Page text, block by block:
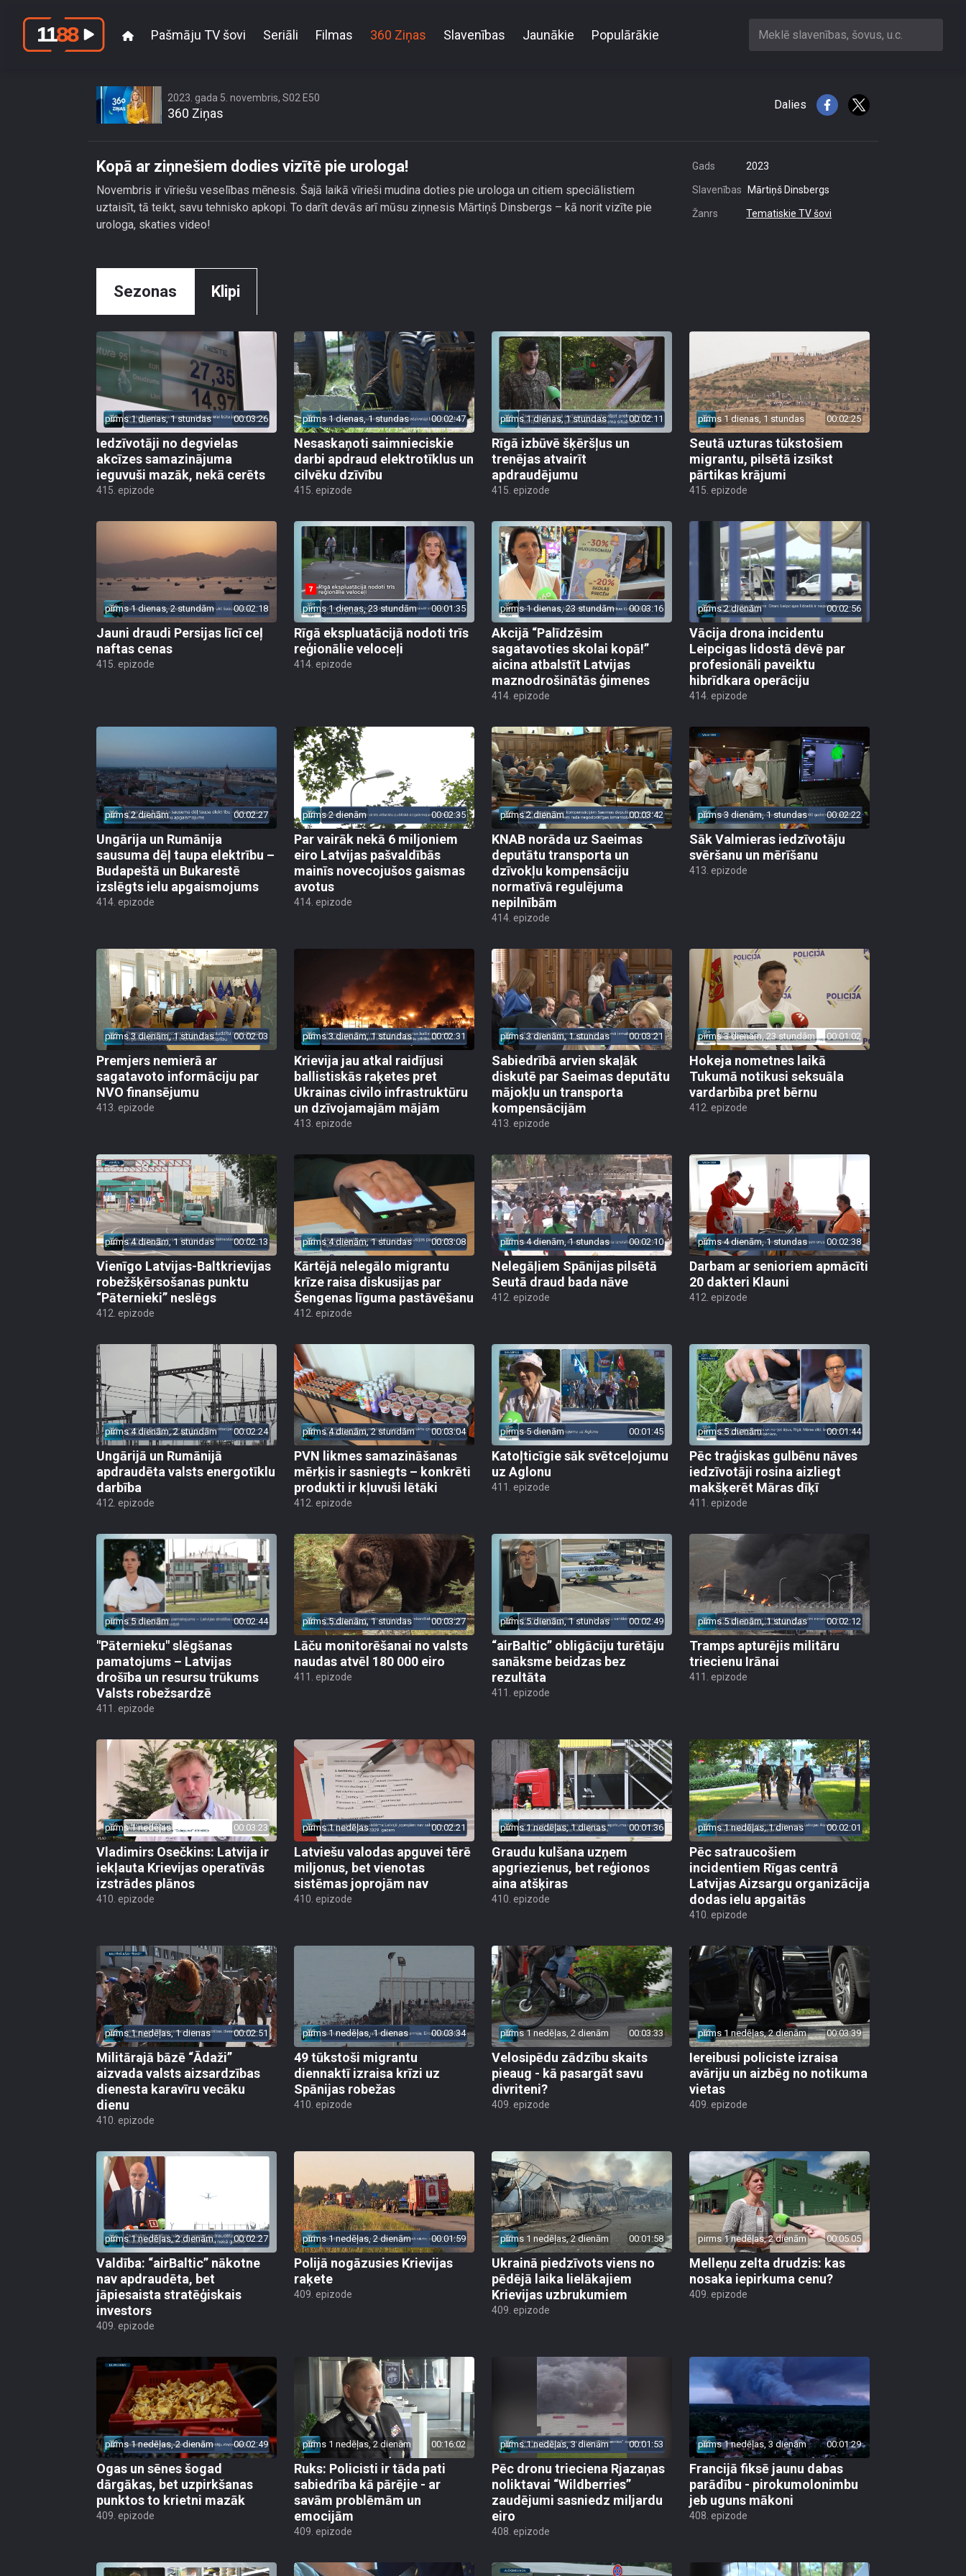
Pašmāju TV šovi Seriāli Filmas 360 Ziņas Slavenības Jaunākie Populārākie Meklē slavenības, šovus, u.c.
2023. gada 5. novembris, S02 E50
360 Ziņas
Dalies
Kopā ar ziņnešiem dodies vizītē pie urologa!
Novembris ir vīriešu veselības mēnesis. Šajā laikā vīrieši mudina doties pie urologa un citiem speciālistiem
uztaisīt, tā teikt, savu tehnisko apkopi. To darīt devās arī mūsu ziņnesis Mārtiņš Dinsbergs – kā norit vizīte pie
urologa, skaties video!
Gads 2023
Slavenības Mārtiņš Dinsbergs
Žanrs Tematiskie TV šovi
Sezonas Klipi
pirms 1 dienas, 1 stundas 00:03:26
Iedzīvotāji no degvielas
akcīzes samazinājuma
ieguvuši mazāk, nekā cerēts
415. epizode
pirms 1 dienas, 1 stundas 00:02:47
Nesaskaņoti saimnieciskie
darbi apdraud elektrotīklus un
cilvēku dzīvību
415. epizode
pirms 1 dienas, 1 stundas 00:02:11
Rīgā izbūvē šķēršļus un
trenējas atvairīt
apdraudējumu
415. epizode
pirms 1 dienas, 1 stundas 00:02:25
Seutā uzturas tūkstošiem
migrantu, pilsētā izsīkst
pārtikas krājumi
415. epizode
pirms 1 dienas, 2 stundām 00:02:18
Jauni draudi Persijas līcī ceļ
naftas cenas
415. epizode
pirms 1 dienas, 23 stundām 00:01:35
Rīgā ekspluatācijā nodoti trīs
reģionālie veloceļi
414. epizode
pirms 1 dienas, 23 stundām 00:03:16
Akcijā “Palīdzēsim
sagatavoties skolai kopā!”
aicina atbalstīt Latvijas
maznodrošinātās ģimenes
414. epizode
pirms 2 dienām 00:02:56
Vācija drona incidentu
Leipcigas lidostā dēvē par
profesionāli paveiktu
hibrīdkara operāciju
414. epizode
pirms 2 dienām 00:02:27
Ungārija un Rumānija
sausuma dēļ taupa elektrību –
Budapeštā un Bukarestē
izslēgts ielu apgaismojums
414. epizode
pirms 2 dienām 00:02:35
Par vairāk nekā 6 miljoniem
eiro Latvijas pašvaldībās
mainīs novecojušos gaismas
avotus
414. epizode
pirms 2 dienām 00:03:42
KNAB norāda uz Saeimas
deputātu transporta un
dzīvokļu kompensāciju
normatīvā regulējuma
nepilnībām
414. epizode
pirms 3 dienām, 1 stundas 00:02:22
Sāk Valmieras iedzīvotāju
svēršanu un mērīšanu
413. epizode
pirms 3 dienām, 1 stundas 00:02:03
Premjers nemierā ar
sagatavoto informāciju par
NVO finansējumu
413. epizode
pirms 3 dienām, 1 stundas 00:02:31
Krievija jau atkal raidījusi
ballistiskās raķetes pret
Ukrainas civilo infrastruktūru
un dzīvojamajām mājām
413. epizode
pirms 3 dienām, 1 stundas 00:03:21
Sabiedrībā arvien skaļāk
diskutē par Saeimas deputātu
mājokļu un transporta
kompensācijām
413. epizode
pirms 3 dienām, 23 stundām 00:01:02
Hokeja nometnes laikā
Tukumā notikusi seksuāla
vardarbība pret bērnu
412. epizode
pirms 4 dienām, 1 stundas 00:02:13
Vienīgo Latvijas-Baltkrievijas
robežšķērsošanas punktu
“Pāternieki” neslēgs
412. epizode
pirms 4 dienām, 1 stundas 00:03:08
Kārtējā nelegālo migrantu
krīze raisa diskusijas par
Šengenas līguma pastāvēšanu
412. epizode
pirms 4 dienām, 1 stundas 00:02:10
Nelegāļiem Spānijas pilsētā
Seutā draud bada nāve
412. epizode
pirms 4 dienām, 1 stundas 00:02:38
Darbam ar senioriem apmācīti
20 dakteri Klauni
412. epizode
pirms 4 dienām, 2 stundām 00:02:24
Ungārijā un Rumānijā
apdraudēta valsts energotīklu
darbība
412. epizode
pirms 4 dienām, 2 stundām 00:03:04
PVN likmes samazināšanas
mērķis ir sasniegts – konkrēti
produkti ir kļuvuši lētāki
412. epizode
pirms 5 dienām 00:01:45
Katoļticīgie sāk svētceļojumu
uz Aglonu
411. epizode
pirms 5 dienām 00:01:44
Pēc traģiskas gulbēnu nāves
iedzīvotāji rosina aizliegt
makšķerēt Māras dīķī
411. epizode
pirms 5 dienām 00:02:44
"Pāternieku" slēgšanas
pamatojums – Latvijas
drošība un resursu trūkums
Valsts robežsardzē
411. epizode
pirms 5 dienām, 1 stundas 00:03:27
Lāču monitorēšanai no valsts
naudas atvēl 180 000 eiro
411. epizode
pirms 5 dienām, 1 stundas 00:02:49
“airBaltic” obligāciju turētāju
sanāksme beidzas bez
rezultāta
411. epizode
pirms 5 dienām, 1 stundas 00:02:12
Tramps apturējis militāru
triecienu Irānai
411. epizode
pirms 1 nedēļas 00:03:23
Vladimirs Osečkins: Latvija ir
iekļauta Krievijas operatīvās
izstrādes plānos
410. epizode
pirms 1 nedēļas 00:02:21
Latviešu valodas apguvei tērē
miljonus, bet vienotas
sistēmas joprojām nav
410. epizode
pirms 1 nedēļas, 1 dienas 00:01:36
Graudu kulšana uzņem
apgriezienus, bet reģionos
aina atšķiras
410. epizode
pirms 1 nedēļas, 1 dienas 00:02:01
Pēc satraucošiem
incidentiem Rīgas centrā
Latvijas Aizsargu organizācija
dodas ielu apgaitās
410. epizode
pirms 1 nedēļas, 1 dienas 00:02:51
Militārajā bāzē “Ādaži”
aizvada valsts aizsardzības
dienesta karavīru vecāku
dienu
410. epizode
pirms 1 nedēļas, 1 dienas 00:03:34
49 tūkstoši migrantu
diennaktī izraisa krīzi uz
Spānijas robežas
410. epizode
pirms 1 nedēļas, 2 dienām 00:03:33
Velosipēdu zādzību skaits
pieaug - kā pasargāt savu
divriteni?
409. epizode
pirms 1 nedēļas, 2 dienām 00:03:39
Iereibusi policiste izraisa
avāriju un aizbēg no notikuma
vietas
409. epizode
pirms 1 nedēļas, 2 dienām 00:02:27
Valdība: “airBaltic” nākotne
nav apdraudēta, bet
jāpiesaista stratēģiskais
investors
409. epizode
pirms 1 nedēļas, 2 dienām 00:01:59
Polijā nogāzusies Krievijas
raķete
409. epizode
pirms 1 nedēļas, 2 dienām 00:01:58
Ukrainā piedzīvots viens no
pēdējā laika lielākajiem
Krievijas uzbrukumiem
409. epizode
pirms 1 nedēļas, 2 dienām 00:05:05
Melleņu zelta drudzis: kas
nosaka iepirkuma cenu?
409. epizode
pirms 1 nedēļas, 2 dienām 00:02:49
Ogas un sēnes šogad
dārgākas, bet uzpirkšanas
punktos to krietni mazāk
409. epizode
pirms 1 nedēļas, 2 dienām 00:16:02
Ruks: Policisti ir tāda pati
sabiedrība kā pārējie - ar
savām problēmām un
emocijām
409. epizode
pirms 1 nedēļas, 3 dienām 00:01:53
Pēc dronu trieciena Rjazaņas
noliktavai “Wildberries”
zaudējumi sasniedz miljardu
eiro
408. epizode
pirms 1 nedēļas, 3 dienām 00:01:29
Francijā fiksē jaunu dabas
parādību - pirokumolonimbu
jeb uguns mākoni
408. epizode